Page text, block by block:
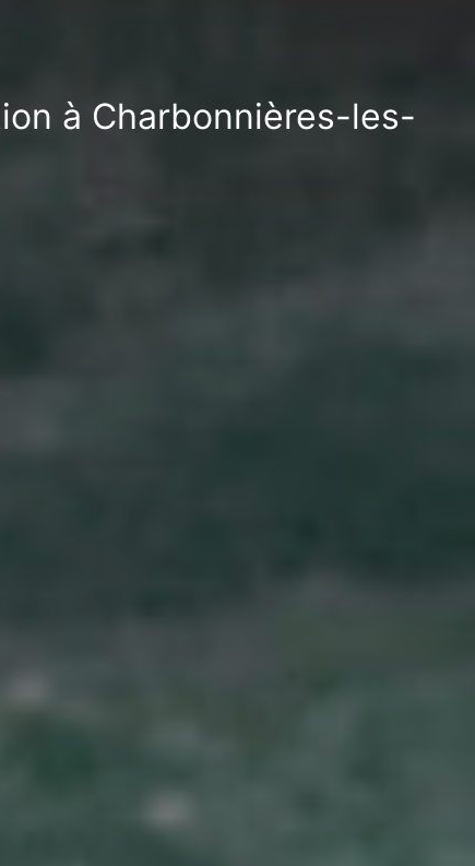
à Charbonnières-les-